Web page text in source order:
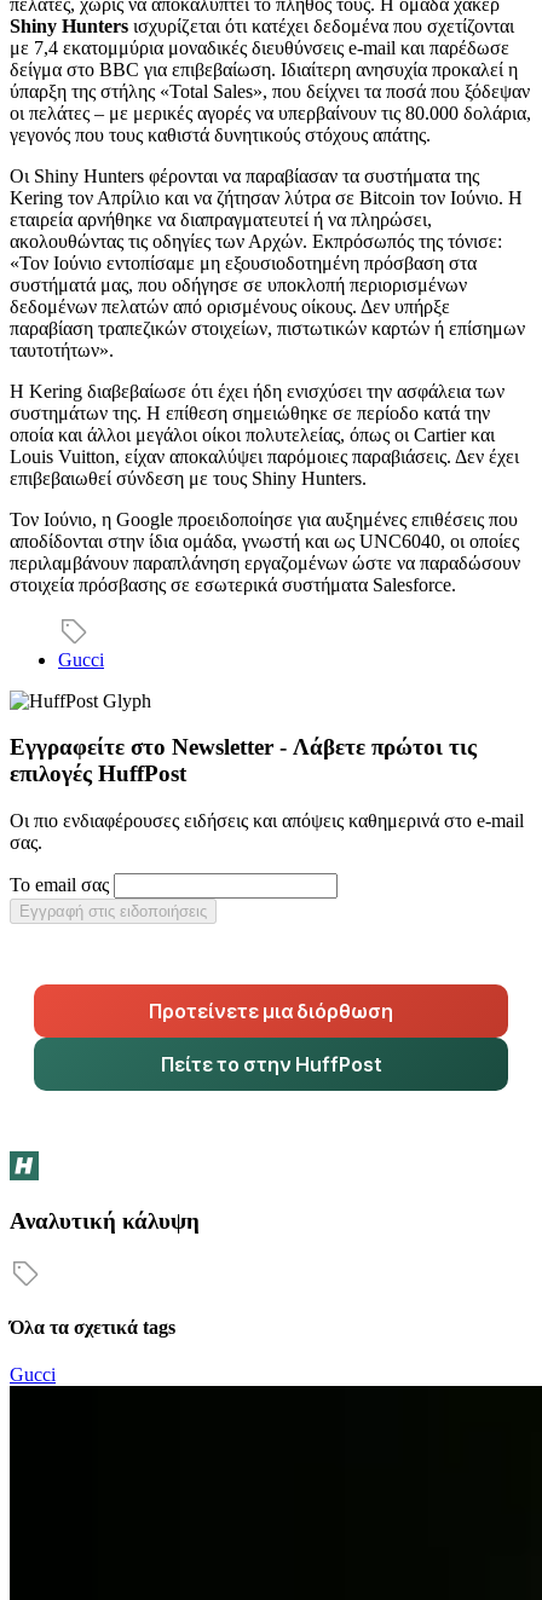
Shiny Hunters ισχυρίζεται ότι κατέχει δεδομένα που σχετίζονται
με 7,4 εκατομμύρια μοναδικές διευθύνσεις e-mail και παρέδωσε
δείγμα στο BBC για επιβεβαίωση. Ιδιαίτερη ανησυχία προκαλεί η
ύπαρξη της στήλης «Total Sales», που δείχνει τα ποσά που ξόδεψαν
οι πελάτες – με μερικές αγορές να υπερβαίνουν τις 80.000 δολάρια,
γεγονός που τους καθιστά δυνητικούς στόχους απάτης.
Οι Shiny Hunters φέρονται να παραβίασαν τα συστήματα της
Kering τον Απρίλιο και να ζήτησαν λύτρα σε Bitcoin τον Ιούνιο. Η
εταιρεία αρνήθηκε να διαπραγματευτεί ή να πληρώσει,
ακολουθώντας τις οδηγίες των Αρχών. Εκπρόσωπός της τόνισε:
«Τον Ιούνιο εντοπίσαμε μη εξουσιοδοτημένη πρόσβαση στα
συστήματά μας, που οδήγησε σε υποκλοπή περιορισμένων
δεδομένων πελατών από ορισμένους οίκους. Δεν υπήρξε
παραβίαση τραπεζικών στοιχείων, πιστωτικών καρτών ή επίσημων
ταυτοτήτων».
Η Kering διαβεβαίωσε ότι έχει ήδη ενισχύσει την ασφάλεια των
συστημάτων της. Η επίθεση σημειώθηκε σε περίοδο κατά την
οποία και άλλοι μεγάλοι οίκοι πολυτελείας, όπως οι Cartier και
Louis Vuitton, είχαν αποκαλύψει παρόμοιες παραβιάσεις. Δεν έχει
επιβεβαιωθεί σύνδεση με τους Shiny Hunters.
Τον Ιούνιο, η Google προειδοποίησε για αυξημένες επιθέσεις που
αποδίδονται στην ίδια ομάδα, γνωστή και ως UNC6040, οι οποίες
περιλαμβάνουν παραπλάνηση εργαζομένων ώστε να παραδώσουν
στοιχεία πρόσβασης σε εσωτερικά συστήματα Salesforce.
Gucci
Εγγραφείτε στο Newsletter - Λάβετε πρώτοι τις
επιλογές HuffPost
Οι πιο ενδιαφέρουσες ειδήσεις και απόψεις καθημερινά στο e-mail
σας.
Το email σας
Εγγραφή στις ειδοποιήσεις
Προτείνετε μια διόρθωση
Πείτε το στην HuffPost
Αναλυτική κάλυψη
Όλα τα σχετικά tags
Gucci